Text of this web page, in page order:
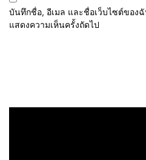
บันทึกชื่อ, อีเมล และชื่อเว็บไซต์ของ
แสดงความเห็นครั้งถัดไป